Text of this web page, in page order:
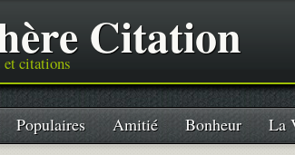
Citation
et citations
Populaires Amitié Bonheur La